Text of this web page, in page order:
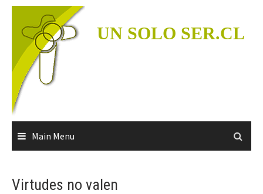
Skip
content
UN SOLO SER.CL
Main Menu
Virtudes no valen